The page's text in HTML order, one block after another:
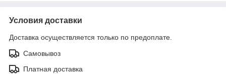
Условия доставки
Доставка осуществляется только по предоплате.
Самовывоз
Платная доставка